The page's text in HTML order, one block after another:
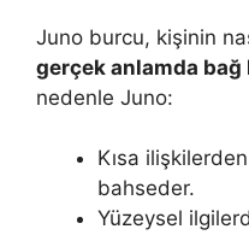
Juno burcu, kişinin
gerçek anlamda
nedenle Juno:
Kısa
bahseder.
Yüzeysel